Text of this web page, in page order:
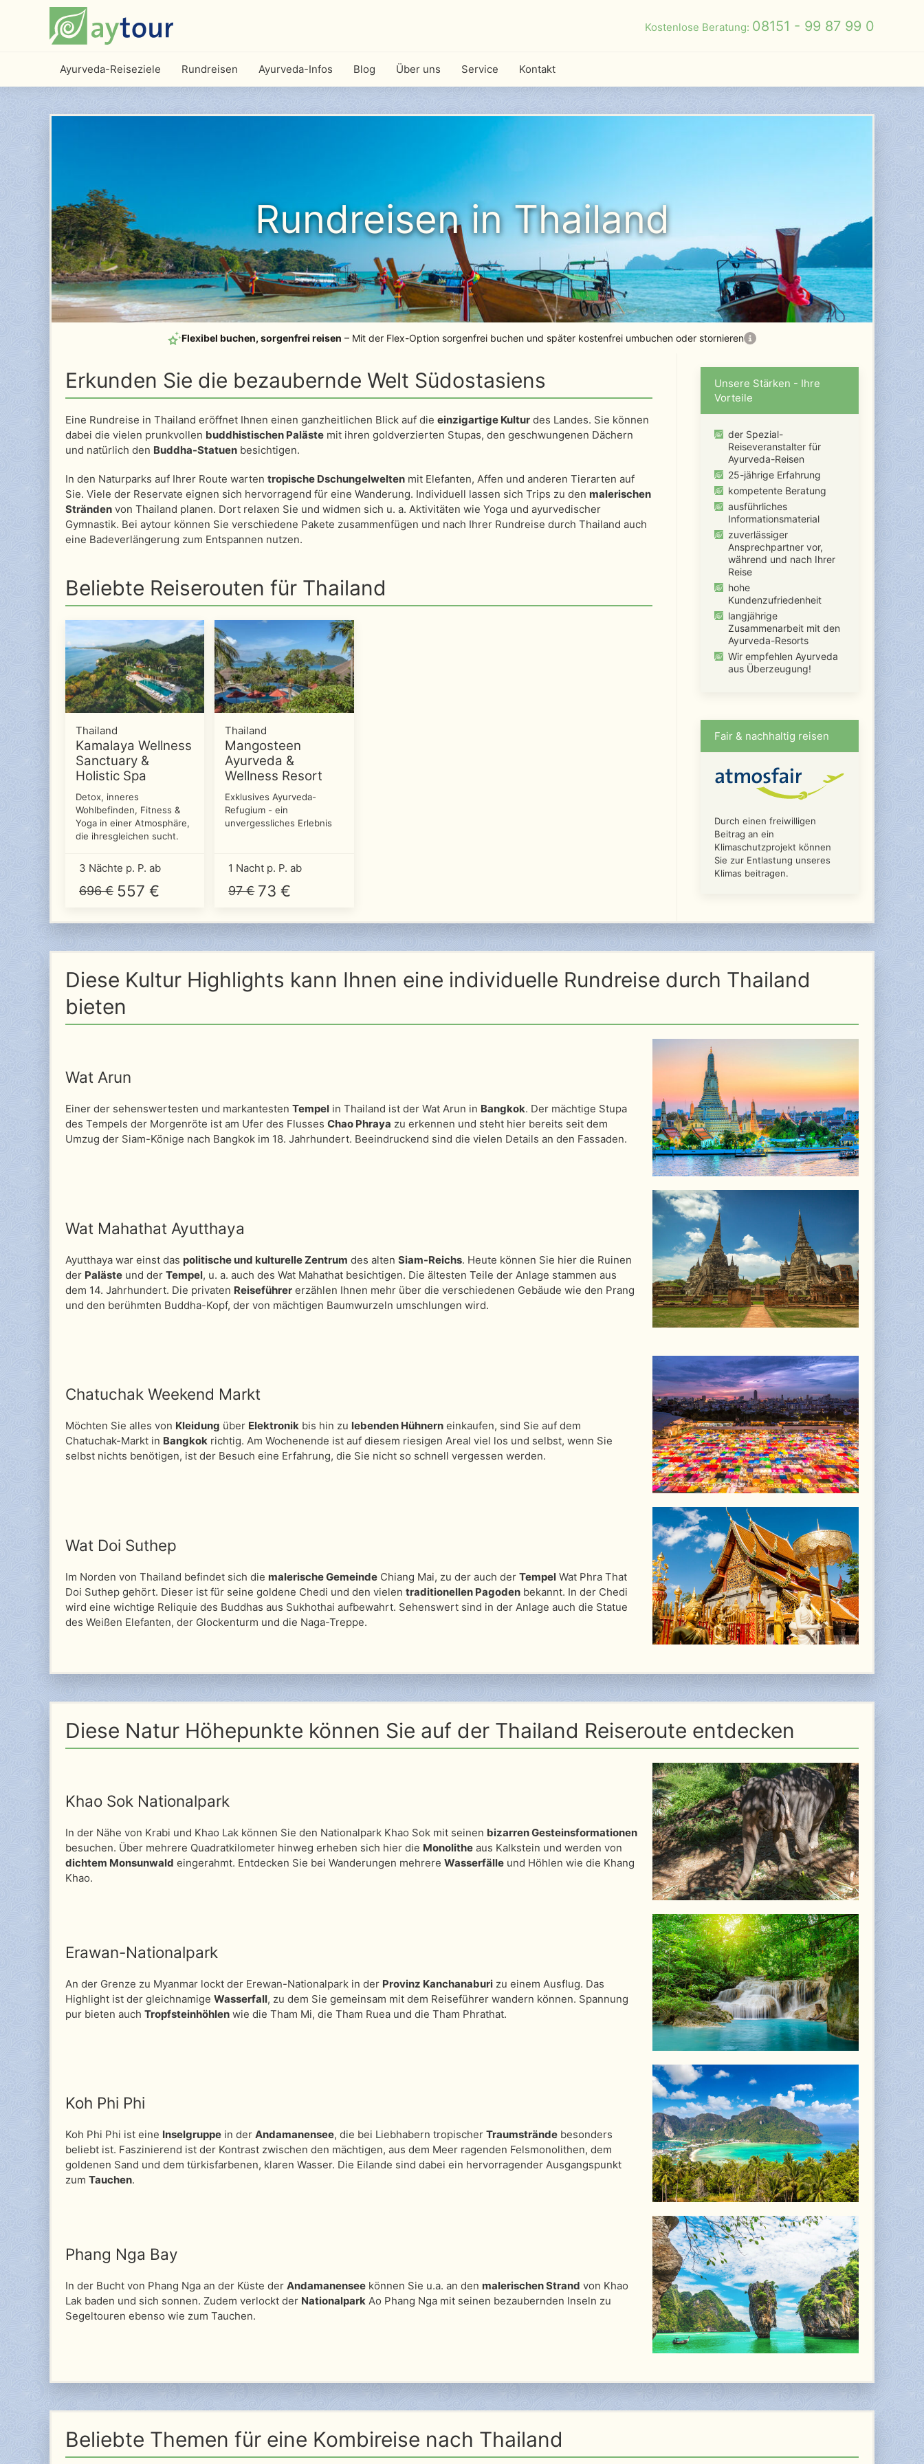
Kostenlose Beratung: 08151 - 99 87 99 0
Ayurveda-Reiseziele Rundreisen Ayurveda-Infos Blog Über uns Service Kontakt
Rundreisen in Thailand
Flexibel buchen, sorgenfrei reisen – Mit der Flex-Option sorgenfrei buchen und später kostenfrei umbuchen oder stornieren
Erkunden Sie die bezaubernde Welt Südostasiens
Eine Rundreise in Thailand eröffnet Ihnen einen ganzheitlichen Blick auf die einzigartige Kultur des Landes. Sie können
dabei die vielen prunkvollen buddhistischen Paläste mit ihren goldverzierten Stupas, den geschwungenen Dächern
und natürlich den Buddha-Statuen besichtigen.
In den Naturparks auf Ihrer Route warten tropische Dschungelwelten mit Elefanten, Affen und anderen Tierarten auf
Sie. Viele der Reservate eignen sich hervorragend für eine Wanderung. Individuell lassen sich Trips zu den malerischen
Stränden von Thailand planen. Dort relaxen Sie und widmen sich u. a. Aktivitäten wie Yoga und ayurvedischer
Gymnastik. Bei aytour können Sie verschiedene Pakete zusammenfügen und nach Ihrer Rundreise durch Thailand auch
eine Badeverlängerung zum Entspannen nutzen.
Beliebte Reiserouten für Thailand
Thailand
Kamalaya Wellness
Sanctuary &
Holistic Spa
Detox, inneres
Wohlbefinden, Fitness &
Yoga in einer Atmosphäre,
die ihresgleichen sucht.
3 Nächte p. P. ab
696 € 557 €
Thailand
Mangosteen
Ayurveda &
Wellness Resort
Exklusives Ayurveda-
Refugium - ein
unvergessliches Erlebnis
1 Nacht p. P. ab
97 € 73 €
Unsere Stärken - Ihre
Vorteile
der Spezial-
Reiseveranstalter für
Ayurveda-Reisen
25-jährige Erfahrung
kompetente Beratung
ausführliches
Informationsmaterial
zuverlässiger
Ansprechpartner vor,
während und nach Ihrer
Reise
hohe
Kundenzufriedenheit
langjährige
Zusammenarbeit mit den
Ayurveda-Resorts
Wir empfehlen Ayurveda
aus Überzeugung!
Fair & nachhaltig reisen
Durch einen freiwilligen
Beitrag an ein
Klimaschutzprojekt können
Sie zur Entlastung unseres
Klimas beitragen.
Diese Kultur Highlights kann Ihnen eine individuelle Rundreise durch Thailand
bieten
Wat Arun
Einer der sehenswertesten und markantesten Tempel in Thailand ist der Wat Arun in Bangkok. Der mächtige Stupa
des Tempels der Morgenröte ist am Ufer des Flusses Chao Phraya zu erkennen und steht hier bereits seit dem
Umzug der Siam-Könige nach Bangkok im 18. Jahrhundert. Beeindruckend sind die vielen Details an den Fassaden.
Wat Mahathat Ayutthaya
Ayutthaya war einst das politische und kulturelle Zentrum des alten Siam-Reichs. Heute können Sie hier die Ruinen
der Paläste und der Tempel, u. a. auch des Wat Mahathat besichtigen. Die ältesten Teile der Anlage stammen aus
dem 14. Jahrhundert. Die privaten Reiseführer erzählen Ihnen mehr über die verschiedenen Gebäude wie den Prang
und den berühmten Buddha-Kopf, der von mächtigen Baumwurzeln umschlungen wird.
Chatuchak Weekend Markt
Möchten Sie alles von Kleidung über Elektronik bis hin zu lebenden Hühnern einkaufen, sind Sie auf dem
Chatuchak-Markt in Bangkok richtig. Am Wochenende ist auf diesem riesigen Areal viel los und selbst, wenn Sie
selbst nichts benötigen, ist der Besuch eine Erfahrung, die Sie nicht so schnell vergessen werden.
Wat Doi Suthep
Im Norden von Thailand befindet sich die malerische Gemeinde Chiang Mai, zu der auch der Tempel Wat Phra That
Doi Suthep gehört. Dieser ist für seine goldene Chedi und den vielen traditionellen Pagoden bekannt. In der Chedi
wird eine wichtige Reliquie des Buddhas aus Sukhothai aufbewahrt. Sehenswert sind in der Anlage auch die Statue
des Weißen Elefanten, der Glockenturm und die Naga-Treppe.
Diese Natur Höhepunkte können Sie auf der Thailand Reiseroute entdecken
Khao Sok Nationalpark
In der Nähe von Krabi und Khao Lak können Sie den Nationalpark Khao Sok mit seinen bizarren Gesteinsformationen
besuchen. Über mehrere Quadratkilometer hinweg erheben sich hier die Monolithe aus Kalkstein und werden von
dichtem Monsunwald eingerahmt. Entdecken Sie bei Wanderungen mehrere Wasserfälle und Höhlen wie die Khang
Khao.
Erawan-Nationalpark
An der Grenze zu Myanmar lockt der Erewan-Nationalpark in der Provinz Kanchanaburi zu einem Ausflug. Das
Highlight ist der gleichnamige Wasserfall, zu dem Sie gemeinsam mit dem Reiseführer wandern können. Spannung
pur bieten auch Tropfsteinhöhlen wie die Tham Mi, die Tham Ruea und die Tham Phrathat.
Koh Phi Phi
Koh Phi Phi ist eine Inselgruppe in der Andamanensee, die bei Liebhabern tropischer Traumstrände besonders
beliebt ist. Faszinierend ist der Kontrast zwischen den mächtigen, aus dem Meer ragenden Felsmonolithen, dem
goldenen Sand und dem türkisfarbenen, klaren Wasser. Die Eilande sind dabei ein hervorragender Ausgangspunkt
zum Tauchen.
Phang Nga Bay
In der Bucht von Phang Nga an der Küste der Andamanensee können Sie u.a. an den malerischen Strand von Khao
Lak baden und sich sonnen. Zudem verlockt der Nationalpark Ao Phang Nga mit seinen bezaubernden Inseln zu
Segeltouren ebenso wie zum Tauchen.
Beliebte Themen für eine Kombireise nach Thailand